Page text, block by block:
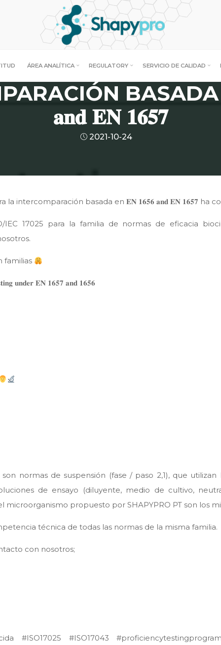
ÁREA ANALÍTICA REGULATORY SERVICIO DE CALIDAD
Noticias
TIPS PARA
𝐚𝐧𝐝 𝐄𝐍 𝟏𝟔𝟓𝟕
2021-10-24
la intercomparación basada en 𝐄𝐍 𝟏𝟔𝟓𝟔 𝐚𝐧𝐝 𝐄𝐍 𝟏𝟔𝟓𝟕 ha
IEC 17025 para la familia de normas de eficacia
familias
𝐮𝐧𝐝𝐞𝐫 𝐄𝐍 𝟏𝟔𝟓𝟕 𝐚𝐧𝐝 𝟏𝟔𝟓𝟔
normas de suspensión (fase / paso 2,1), que
de ensayo (diluyente, medio de cultivo,
propuesto por SHAPYPRO PT son los
técnica de todas las normas de la misma familia.
con nosotros;
#ISO17025 #ISO17043